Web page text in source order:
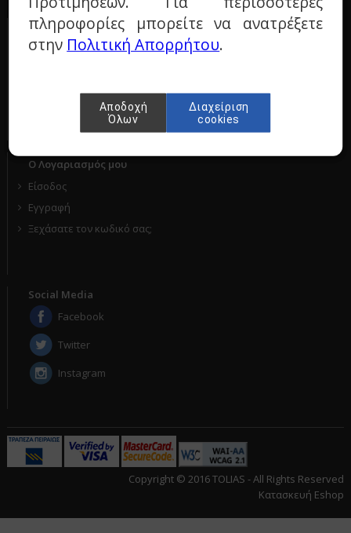
ΠΑΡΑΓΓΕΛΙΕΣ & ΕΠΙΣΤΡΟΦΕΣ
Τρόποι πληρωμής
Πολιτική επιστροφών
Ο Λογαριασμός μου
Είσοδος
Εγγραφή
Ξεχάσατε τον κωδικό σας;
Social Media
Facebook
Twitter
Instagram
Copyright © 2016 TOLIAS - All Rights Reserved
Κατασκευή Eshop
πληροφορίες μπορείτε να ανατρέξετε
στην Πολιτική Απορρήτου.
Αποδοχή
Όλων
Διαχείριση
cookies